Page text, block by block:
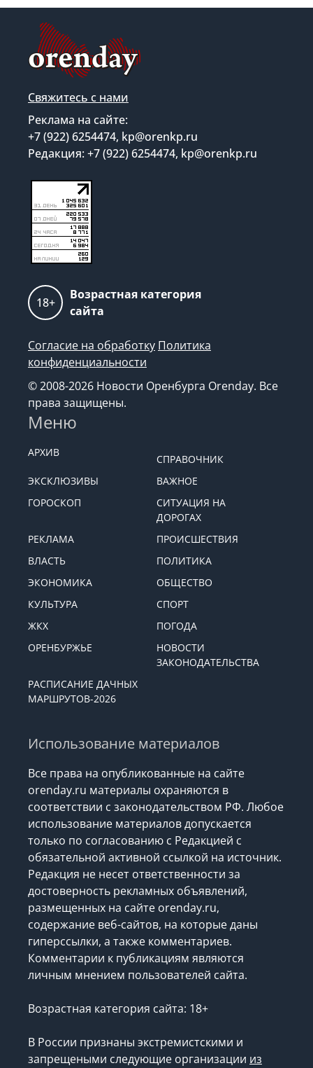
Свяжитесь с нами
Реклама на сайте:
+7 (922) 6254474, kp@orenkp.ru
Редакция: +7 (922) 6254474, kp@orenkp.ru
18+
Возрастная категория
сайта
Согласие на обработку Политика
конфиденциальности
© 2008-2026 Новости Оренбурга Orenday. Все
права защищены.
Меню
АРХИВ
СПРАВОЧНИК
ЭКСКЛЮЗИВЫ
ВАЖНОЕ
ГОРОСКОП
СИТУАЦИЯ НА
ДОРОГАХ
РЕКЛАМА
ПРОИСШЕСТВИЯ
ВЛАСТЬ
ПОЛИТИКА
ЭКОНОМИКА
ОБЩЕСТВО
КУЛЬТУРА
СПОРТ
ЖКХ
ПОГОДА
ОРЕНБУРЖЬЕ
НОВОСТИ
ЗАКОНОДАТЕЛЬСТВА
РАСПИСАНИЕ ДАЧНЫХ
МАРШРУТОВ-2026
Использование материалов
Все права на опубликованные на сайте
orenday.ru материалы охраняются в
соответствии с законодательством РФ. Любое
использование материалов допускается
только по согласованию с Редакцией с
обязательной активной ссылкой на источник.
Редакция не несет ответственности за
достоверность рекламных объявлений,
размещенных на сайте orenday.ru,
содержание веб-сайтов, на которые даны
гиперссылки, а также комментариев.
Комментарии к публикациям являются
личным мнением пользователей сайта.
Возрастная категория сайта: 18+
В России признаны экстремистскими и
запрещеными следующие организации из